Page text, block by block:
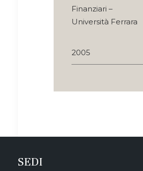
Finanziari –
Università Ferrara
2005
SEDI